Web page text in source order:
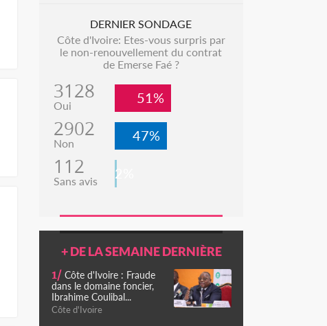
DERNIER SONDAGE
Côte d'Ivoire: Etes-vous surpris par
le non-renouvellement du contrat
de Emerse Faé ?
3128
Oui 51%
2902
Non 47%
112
Sans avis 2%
+ DE LA SEMAINE DERNIÈRE
1/ Côte d'Ivoire : Fraude
dans le domaine foncier,
Ibrahime Coulibal...
Côte d'Ivoire